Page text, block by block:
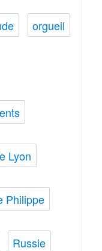
orgueil
Lyon
Philippe
Russie